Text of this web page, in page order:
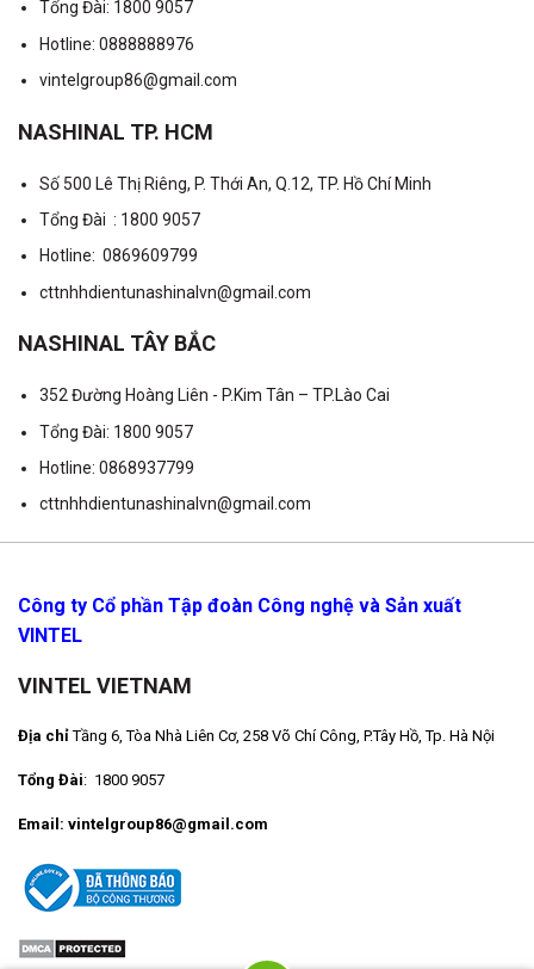
Tổng Đài: 1800 9057
Hotline: 0888888976
vintelgroup86@gmail.com
NASHINAL TP. HCM
Số 500 Lê Thị Riêng, P. Thới An, Q.12, TP. Hồ Chí Minh
Tổng Đài : 1800 9057
Hotline: 0869609799
cttnhhdientunashinalvn@gmail.com
NASHINAL TÂY BẮC
352 Đường Hoàng Liên - P.Kim Tân – TP.Lào Cai
Tổng Đài: 1800 9057
Hotline: 0868937799
cttnhhdientunashinalvn@gmail.com
Công ty Cổ phần Tập đoàn Công nghệ và Sản xuất
VINTEL
VINTEL VIETNAM
Địa chỉTầng 6, Tòa Nhà Liên Cơ, 258 Võ Chí Công, P.Tây Hồ, Tp. Hà Nội
Tổng Đài: 1800 9057
Email: vintelgroup86@gmail.com